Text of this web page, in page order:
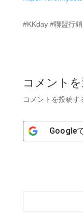
#KKday #聯盟行
コメント
コメントを投稿す
Google